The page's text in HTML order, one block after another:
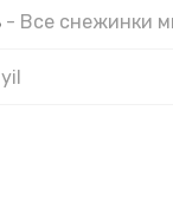
- Все снежинки